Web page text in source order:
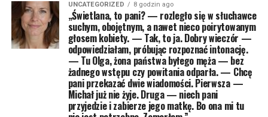
UNCATEGORIZED 8 godzin ago
„Świetlana, to pani? — rozległo się w słuchawce
suchym, obojętnym, a nawet nieco poirytowanym
głosem kobiety. — Tak, to ja. Dobry wieczór —
odpowiedziałam, próbując rozpoznać intonację.
— Tu Olga, żona państwa byłego męża — bez
żadnego wstępu czy powitania odparła. — Chcę
pani przekazać dwie wiadomości. Pierwsza —
Michał już nie żyje. Druga — niech pani
przyjedzie i zabierze jego matkę. Bo ona mi tu